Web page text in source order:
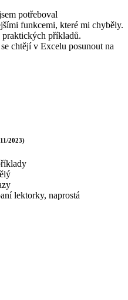
potřeboval
funkcemi, které mi chyběly.
příkladů.
chtějí v Excelu posunout na
2023)
lektorky, naprostá